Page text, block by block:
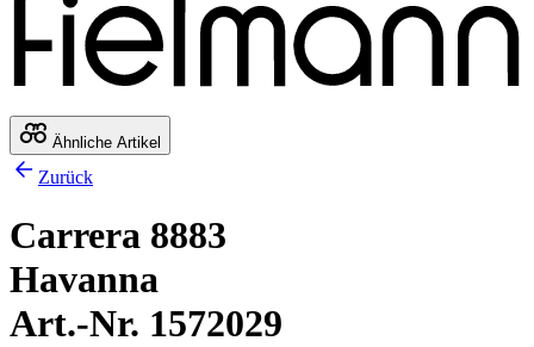
Ähnliche Artikel
Zurück
Carrera 8883
Havanna
Art.-Nr. 1572029